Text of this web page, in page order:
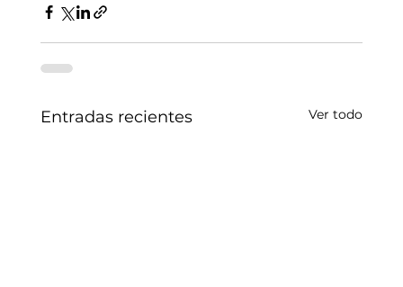
Entradas recientes Ver todo